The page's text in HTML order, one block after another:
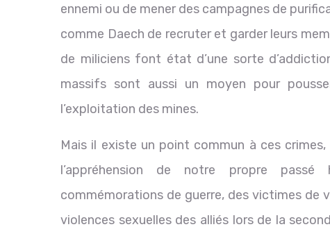
ennemi ou de mener des campagnes de
comme Daech de recruter et garder leurs
de miliciens font état d’une sorte
massifs sont aussi un moyen pour
l’exploitation des mines.
Mais il existe un point commun à ces
l’appréhension de notre propre
commémorations de guerre, des victimes de
violences sexuelles des alliés lors de la